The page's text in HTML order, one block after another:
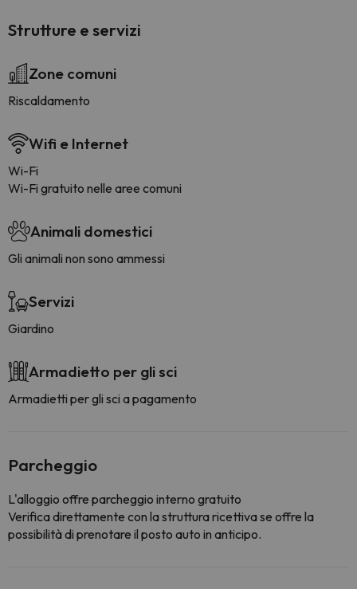
Strutture e servizi
Zone comuni
Riscaldamento
Wifi e Internet
Wi-Fi
Wi-Fi gratuito nelle aree comuni
Animali domestici
Gli animali non sono ammessi
Servizi
Giardino
Armadietto per gli sci
Armadietti per gli sci a pagamento
Parcheggio
L'alloggio offre parcheggio interno gratuito
Verifica direttamente con la struttura ricettiva se offre la
possibilità di prenotare il posto auto in anticipo.